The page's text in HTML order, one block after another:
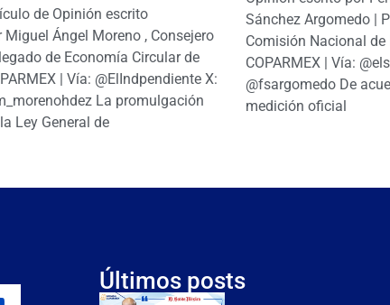
de Opinión escrito
Miguel Ángel Moreno , Consejero
de Economía Circular de
| Vía: @ElIndpendiente X:
La promulgación
Ley General de
Sánchez Argomedo |
Comisión Nacional
COPARMEX | Vía:
@fsargomedo De
medición oficial
Últimos posts